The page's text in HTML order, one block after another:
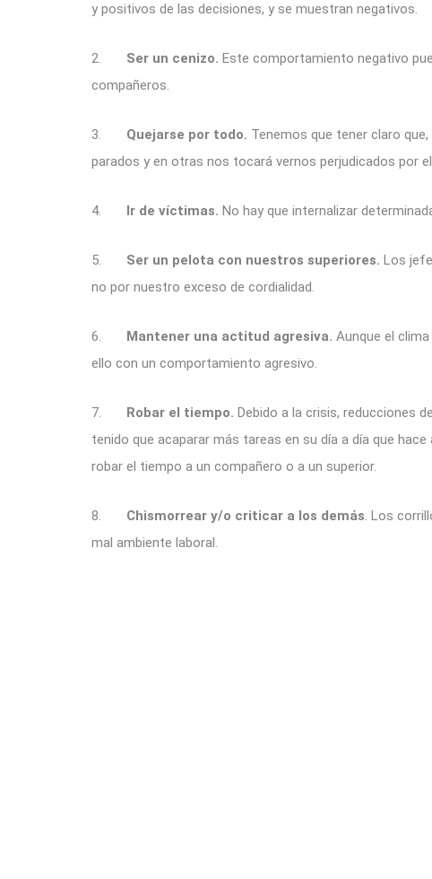
y positivos de las decisiones, y se muestran negativos.
2. Ser un cenizo. Este comportamiento negativo
compañeros.
3. Quejarse por todo. Tenemos que tener claro
parados y en otras nos tocará vernos perjudicados por
4. Ir de víctimas. No hay que internalizar
5. Ser un pelota con nuestros superiores. Los
no por nuestro exceso de cordialidad.
6. Mantener una actitud agresiva. Aunque el
ello con un comportamiento agresivo.
7. Robar el tiempo. Debido a la crisis, reducciones
tenido que acaparar más tareas en su día a día que
robar el tiempo a un compañero o a un superior.
8. Chismorrear y/o criticar a los demás. Los
mal ambiente laboral.